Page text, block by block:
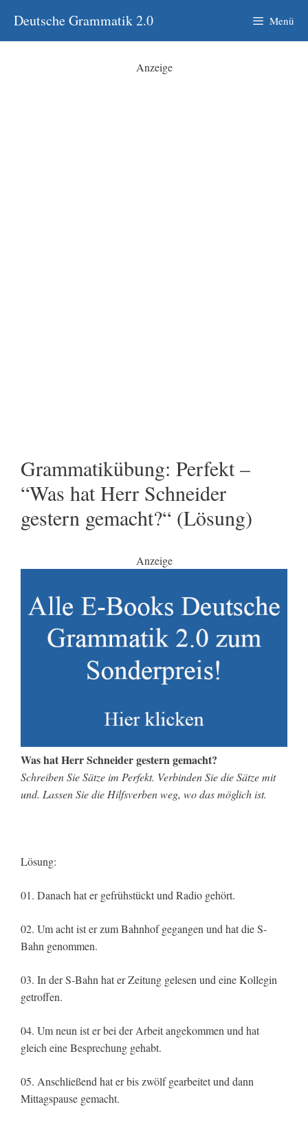
Inhalt
springen
Deutsche Grammatik 2.0 Menü
Anzeige
Grammatikübung: Perfekt –
“Was hat Herr Schneider
gestern gemacht?“ (Lösung)
Anzeige
Was hat Herr Schneider gestern gemacht?
Schreiben Sie Sätze im Perfekt. Verbinden Sie die Sätze mit
und. Lassen Sie die Hilfsverben weg, wo das möglich ist.
Lösung:
01. Danach hat er gefrühstückt und Radio gehört.
02. Um acht ist er zum Bahnhof gegangen und hat die S-
Bahn genommen.
03. In der S-Bahn hat er Zeitung gelesen und eine Kollegin
getroffen.
04. Um neun ist er bei der Arbeit angekommen und hat
gleich eine Besprechung gehabt.
05. Anschließend hat er bis zwölf gearbeitet und dann
Mittagspause gemacht.